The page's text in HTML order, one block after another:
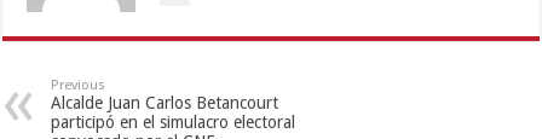
Previous
Alcalde Juan Carlos Betancourt
participó en el simulacro electoral